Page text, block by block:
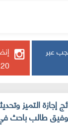
حوارات
معجب عبر
20 ألف يتابعنا
إجازة التميز
طالب باحث